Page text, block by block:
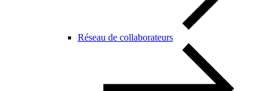
Réseau de collaborateurs